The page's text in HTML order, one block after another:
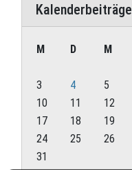
Kalenderbeiträge
M D M
3
4 5
10
11 12
17
18 19
24
25 26
31